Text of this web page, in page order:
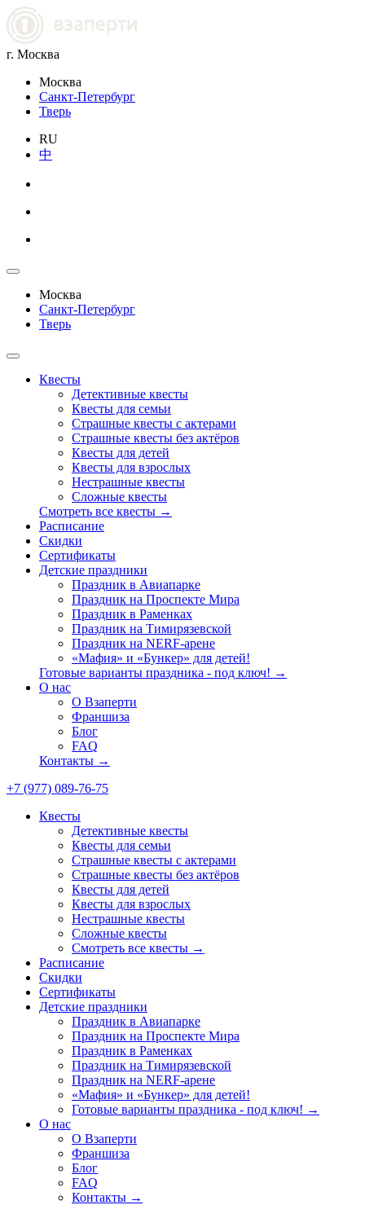
г. Москва
Москва
Санкт-Петербург
Тверь
RU
中
Москва
Санкт-Петербург
Тверь
Квесты
Детективные квесты
Квесты для семьи
Страшные квесты с актерами
Страшные квесты без актёров
Квесты для детей
Квесты для взрослых
Нестрашные квесты
Сложные квесты
Смотреть все квесты →
Расписание
Скидки
Сертификаты
Детские праздники
Праздник в Авиапарке
Праздник на Проспекте Мира
Праздник в Раменках
Праздник на Тимирязевской
Праздник на NERF-арене
«Мафия» и «Бункер» для детей!
Готовые варианты праздника - под ключ! →
О нас
О Взаперти
Франшиза
Блог
FAQ
Контакты →
+7 (977) 089-76-75
Квесты
Детективные квесты
Квесты для семьи
Страшные квесты с актерами
Страшные квесты без актёров
Квесты для детей
Квесты для взрослых
Нестрашные квесты
Сложные квесты
Смотреть все квесты →
Расписание
Скидки
Сертификаты
Детские праздники
Праздник в Авиапарке
Праздник на Проспекте Мира
Праздник в Раменках
Праздник на Тимирязевской
Праздник на NERF-арене
«Мафия» и «Бункер» для детей!
Готовые варианты праздника - под ключ! →
О нас
О Взаперти
Франшиза
Блог
FAQ
Контакты →